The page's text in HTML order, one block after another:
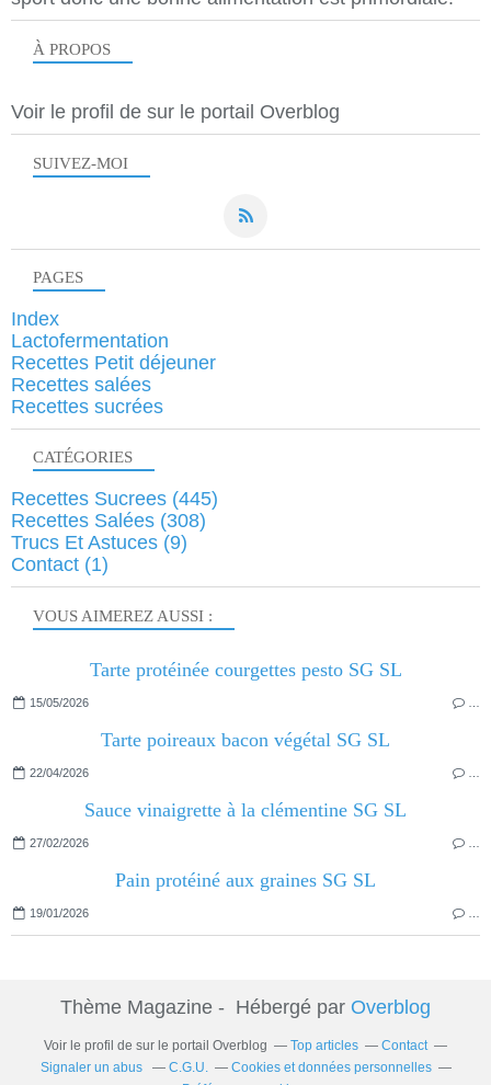
SUIVEZ-MOI
À PROPOS
Voir le profil de sur le portail Overblog
VOUS AIMEREZ AUSSI :
Tarte protéinée courgettes pesto SG SL
15/05/2026
Tarte poireaux bacon végétal SG SL
22/04/2026
Sauce vinaigrette à la clémentine SG SL
27/02/2026
Pain protéiné aux graines SG SL
19/01/2026
PAGES
Index
Lactofermentation
Recettes Petit déjeuner
Recettes salées
Recettes sucrées
CATÉGORIES
Recettes Sucrees (445)
Recettes Salées (308)
Trucs Et Astuces (9)
Contact (1)
Thème Magazine - Hébergé par Overblog
Voir le profil de sur le portail Overblog Top articles
Contact
Signaler un abus
C.G.U.
Cookies et données personnelles